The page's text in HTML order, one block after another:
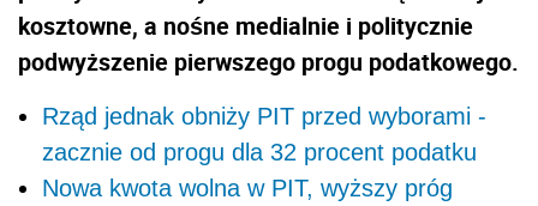
kosztowne, a nośne medialnie i politycznie
podwyższenie pierwszego progu podatkowego.
Rząd jednak obniży PIT przed wyborami -
zacznie od progu dla 32 procent podatku
Nowa kwota wolna w PIT, wyższy próg